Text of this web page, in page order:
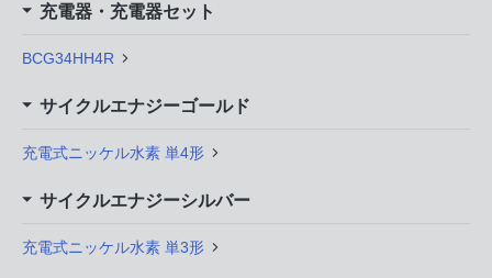
充電器・充電器セット
BCG34HH4R
サイクルエナジーゴールド
充電式ニッケル水素 単4形
サイクルエナジーシルバー
充電式ニッケル水素 単3形